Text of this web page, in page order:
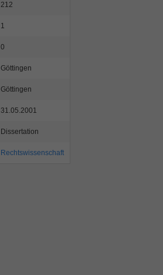
212
1
0
Göttingen
Göttingen
31.05.2001
Dissertation
Rechtswissenschaft